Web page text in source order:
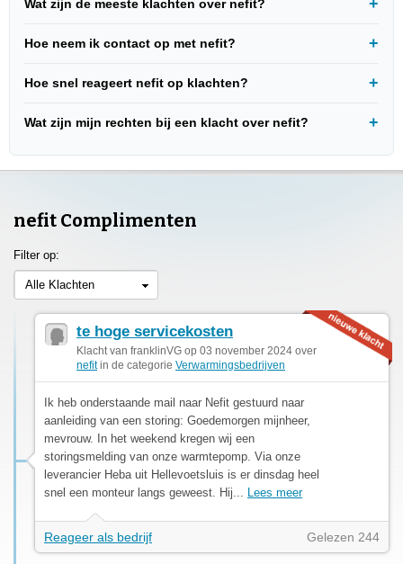
Wat zijn de meeste klachten over nefit?
Hoe neem ik contact op met nefit?
Hoe snel reageert nefit op klachten?
Wat zijn mijn rechten bij een klacht over nefit?
nefit Complimenten
Filter op:
Alle Klachten
te hoge servicekosten
Klacht van franklinVG op 03 november 2024 over
nefitin de categorie Verwarmingsbedrijven
Ik heb onderstaande mail naar Nefit gestuurd naar
aanleiding van een storing: Goedemorgen mijnheer,
mevrouw. In het weekend kregen wij een
storingsmelding van onze warmtepomp. Via onze
leverancier Heba uit Hellevoetsluis is er dinsdag heel
snel een monteur langs geweest. Hij... Lees meer
Reageer als bedrijf Gelezen 244